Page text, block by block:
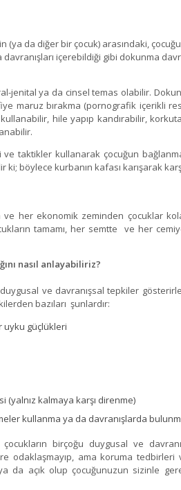
(ya da diğer bir çocuk) arasındaki,
içerebildiği gibi dokunma
jenital ya da cinsel temas olabilir.
maruz bırakma (pornografik içerikli
hile yapıp kandırabilir,
taktikler kullanarak çocuğun
böylece kurbanın kafası karışarak karşı
her ekonomik zeminden çocuklar
tamamı, her semtte ve her
nasıl anlayabiliriz?
ve davranışsal tepkiler
bazıları şunlardır:
uyku güçlükleri
(yalnız kalmaya karşı direnme)
kullanma ya da davranışlarda
birçoğu duygusal ve
odaklaşmayıp, ama koruma tedbirleri
da açık olup çocuğunuzun sizinle